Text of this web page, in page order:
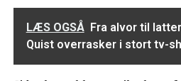
LÆS OGSÅ Fra alvor til
Quist overrasker i stort tv-